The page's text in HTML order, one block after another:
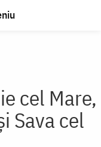
cel Mare,
Sava cel